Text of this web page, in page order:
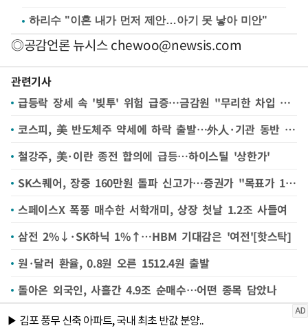
하리수 "이혼 내가 먼저 제안…아기 못 낳아 미안"
◎공감언론 뉴시스chewoo@newsis.com
관련기사
급등락 장세 속 '빚투' 위험 급증…금감원 "무리한 차입 지양해야"
코스피, 美 반도체주 약세에 하락 출발…外人·기관 동반 순매도
철강주, 美·이란 종전 합의에 급등…하이스틸 '상한가'
SK스퀘어, 장중 160만원 돌파 신고가…증권가 "목표가 185만원으로 상향"
스페이스X 폭풍 매수한 서학개미, 상장 첫날 1.2조 사들여
삼전 2%↓·SK하닉 1%↑…HBM 기대감은 '여전'[핫스탁]
원·달러 환율, 0.8원 오른 1512.4원 출발
돌아온 외국인, 사흘간 4.9조 순매수…어떤 종목 담았나